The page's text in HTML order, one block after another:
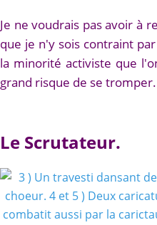
Je ne voudrais pas avoir à
que je n'y sois contraint
la minorité activiste que
grand risque de se tromper.
Le Scrutateur.